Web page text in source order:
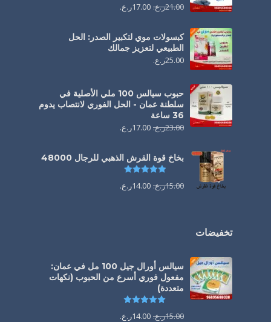
21.00ر.ع. 17.00ر.ع.
كبسولات موي لتكبير الصدر: الحل
الطبيعي لتعزيز جمالك
25.00ر.ع.
حبوب سيالس 100 ملي الأصلية في
سلطنة عمان - الحل الفوري لانتصاب يدوم
36 ساعة
23.00ر.ع. 17.00ر.ع.
بخاخ قوة القرش الذهبي للرجال 48000
تم التقييم
15.00ر.ع. 14.00ر.ع.
تخفيضات
سيالس أورال جيل 100 مل في عمان:
مفعول فوري أسرع من الحبوب (نكهات
متعددة)
15.00ر.ع. 14.00ر.ع.